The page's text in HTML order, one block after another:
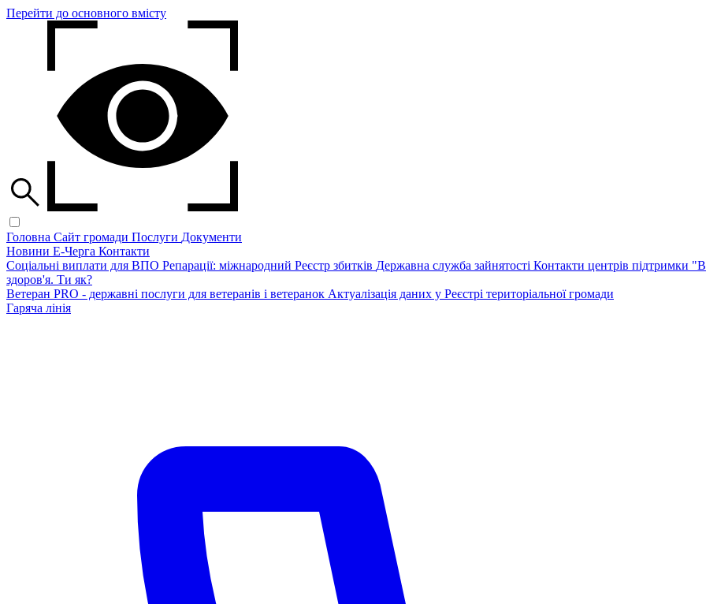
Перейти до основного вмісту
Головна Сайт громади Послуги Документи
Новини Е-Черга Контакти
Соціальні виплати для ВПО Репарації: міжнародний Реєстр збитків Державна служба зайнятості Контакти центрів підтримки
здоров'я. Ти як?
Ветеран PRO - державні послуги для ветеранів і ветеранок Актуалізація даних у Реєстрі територіальної громади
Гаряча лінія